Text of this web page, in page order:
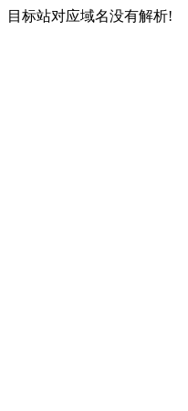
目标站对应域名没有解析!